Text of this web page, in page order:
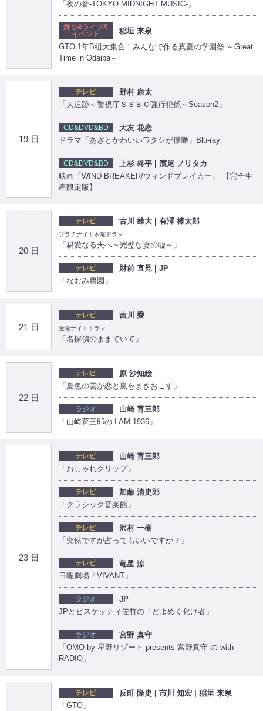
「夜の音-TOKYO MIDNIGHT MUSIC-」
舞台&ライブ&
イベント
稲垣 来泉
GTO 1年B組大集合！みんなで作る真夏の学園祭 ～Great
Time in Odaiba～
19 日
テレビ
野村 康太
「大追跡～警視庁ＳＳＢＣ強行犯係～Season2」
CD&DVD&BD
大友 花恋
ドラマ「あざとかわいいワタシが優勝」Blu-ray
CD&DVD&BD
上杉 柊平 | 濱尾 ノリタカ
映画「WIND BREAKER/ウィンドブレイカー」 【完全生
産限定版】
20 日
テレビ 古川 雄大 | 有澤 樟太郎
プラチナイト木曜ドラマ
「親愛なる夫へ～完璧な妻の嘘～」
テレビ
財前 直見 | JP
「なおみ農園」
21 日
テレビ 吉川 愛
金曜ナイトドラマ
「名探偵のままでいて」
22 日
テレビ
原 沙知絵
「夏色の雲が恋と嵐をまきおこす」
ラジオ
山崎 育三郎
「山崎育三郎の I AM 1936」
23 日
テレビ
山崎 育三郎
「おしゃれクリップ」
テレビ
加藤 清史郎
「クラシック音楽館」
テレビ
沢村 一樹
「突然ですが占ってもいいですか？」
テレビ
竜星 涼
日曜劇場「VIVANT」
ラジオ
JP
JPとビスケッティ佐竹の「どよめく化け者」
ラジオ
宮野 真守
「OMO by 星野リゾート presents 宮野真守 の with
RADIO」
テレビ
反町 隆史 | 市川 知宏 | 稲垣 来泉
「GTO」